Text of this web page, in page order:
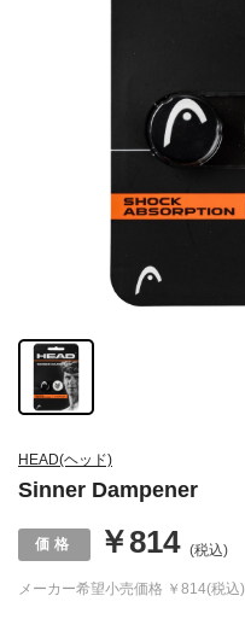
HEAD(ヘッド)
Sinner Dampener
メーカー希望小売価格 ￥814(税込)
￥814 (税込)